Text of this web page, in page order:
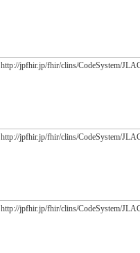
http://jpfhir.jp/fhir/clins/CodeSystem/
http://jpfhir.jp/fhir/clins/CodeSystem/
http://jpfhir.jp/fhir/clins/CodeSystem/